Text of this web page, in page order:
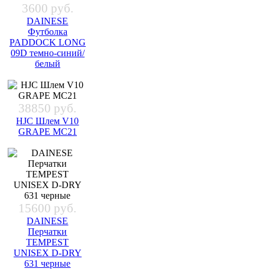
3600 руб.
DAINESE
Футболка
PADDOCK LONG
09D темно-синий/
белый
38850 руб.
HJC Шлем V10
GRAPE MC21
15600 руб.
DAINESE
Перчатки
TEMPEST
UNISEX D-DRY
631 черные